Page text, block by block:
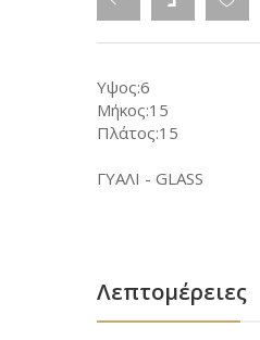
Υψος:6
Μήκος:15
Πλάτος:15
ΓΥΑΛΙ - GLASS
Λεπτομέρειες